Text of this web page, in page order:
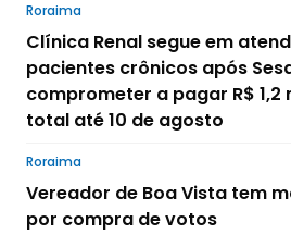
Roraima
Clínica Renal segue em
pacientes crônicos após
comprometer a pagar R$
total até 10 de agosto
Roraima
Vereador de Boa Vista tem
por compra de votos